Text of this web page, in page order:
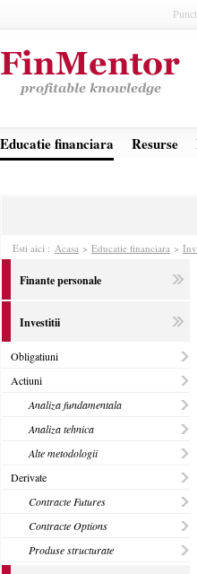
Educatie financiara Resurse
Esti aici : Acasa > Educatie financiara >
Finante personale
Investitii
Obligatiuni
Actiuni
Analiza fundamentala
Analiza tehnica
Alte metodologii
Derivate
Contracte Futures
Contracte Options
Produse structurate